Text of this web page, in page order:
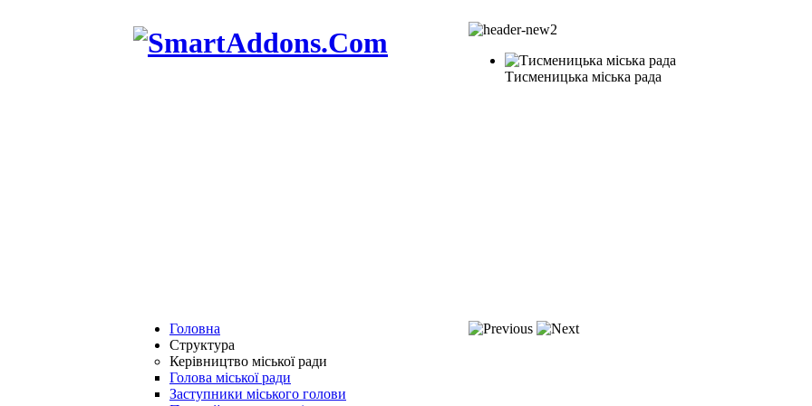
Тисменицька міська рада
Головна
Структура
Керівництво міської ради
Голова міської ради
Заступники міського голови